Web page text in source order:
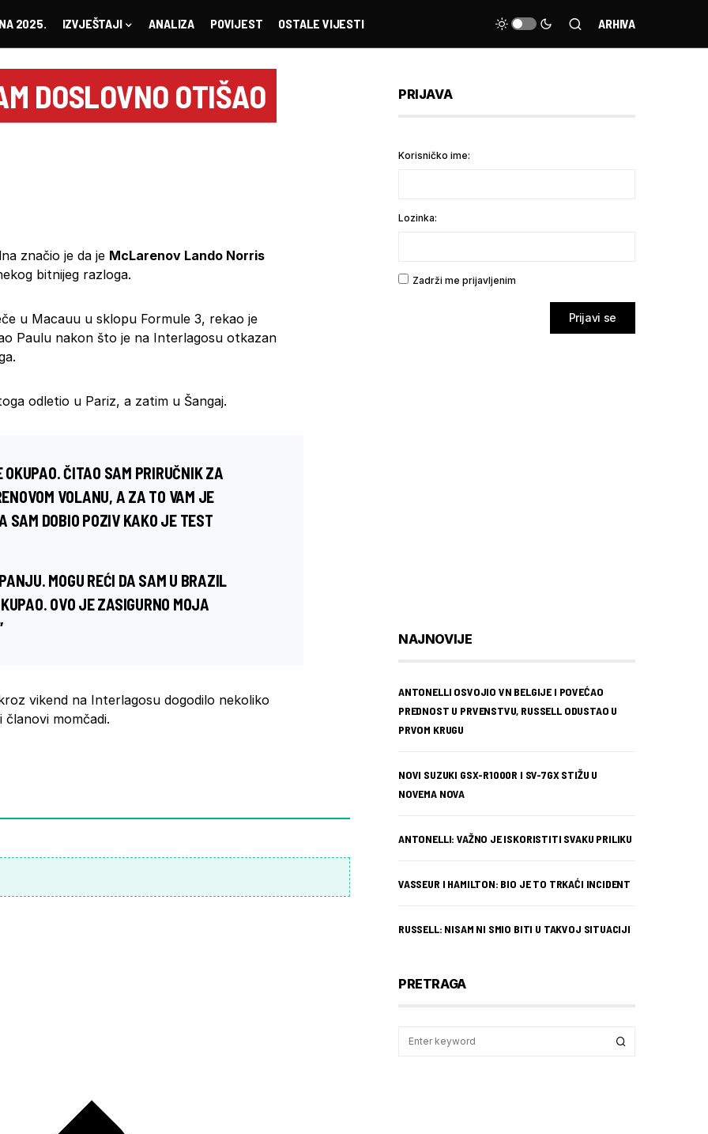
2025. IZVJEŠTAJI ANALIZA POVIJEST OSTALE VIJESTI ARHIVA
DOSLOVNO OTIŠAO
značio je da je McLarenov Lando Norris
bitnijeg razloga.
u Macauu u sklopu Formule 3, rekao je
Paulu nakon što je na Interlagosu otkazan
odletio u Pariz, a zatim u Šangaj.
ČITAO SAM PRIRUČNIK ZA
VOLANU, A ZA TO VAM JE
SAM DOBIO POZIV KAKO JE TEST
MOGU REĆI DA SAM U BRAZIL
OVO JE ZASIGURNO MOJA
vikend na Interlagosu dogodilo nekoliko
momčadi.
PRIJAVA
Korisničko ime:
Lozinka:
Zadrži me prijavljenim
Prijavi se
NAJNOVIJE
ANTONELLI OSVOJIO VN BELGIJE I POVEĆAO
PREDNOST U PRVENSTVU, RUSSELL ODUSTAO U
PRVOM KRUGU
NOVI SUZUKI GSX-R1000R I SV-7GX STIŽU U
NOVEMA NOVA
ANTONELLI: VAŽNO JE ISKORISTITI SVAKU PRILIKU
VASSEUR I HAMILTON: BIO JE TO TRKAĆI INCIDENT
RUSSELL: NISAM NI SMIO BITI U TAKVOJ SITUACIJI
PRETRAGA